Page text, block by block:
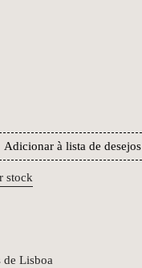
Adicionar à lista de desejos
stock
de Lisboa